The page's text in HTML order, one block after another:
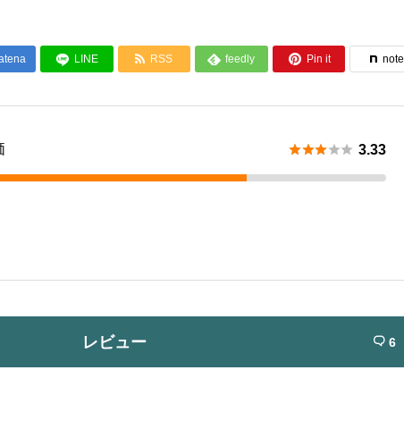
LINE  RSS  feedly  Pin it note
 3.33
レビュー  6